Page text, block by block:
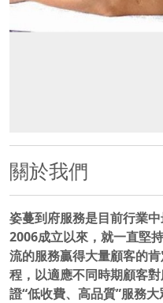
關於我們
姿蔓到府服務是目前行業
2006成立以來，就一直堅
流的服務贏得大量顧客的
程，以適應不同時期顧客
證“低收費、高品質”服務大